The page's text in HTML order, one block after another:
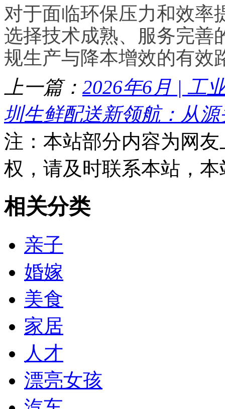
对于面临环保压力和效率
选择技术成熟、服务完善
规生产与降本增效的有效
上一篇： 2026年6月 | 工
圳生鲜配送新领航：从
注：本站部分内容为网
权，请及时联系本站，
相关分类
亲子
婚嫁
美食
家居
人才
漂亮女孩